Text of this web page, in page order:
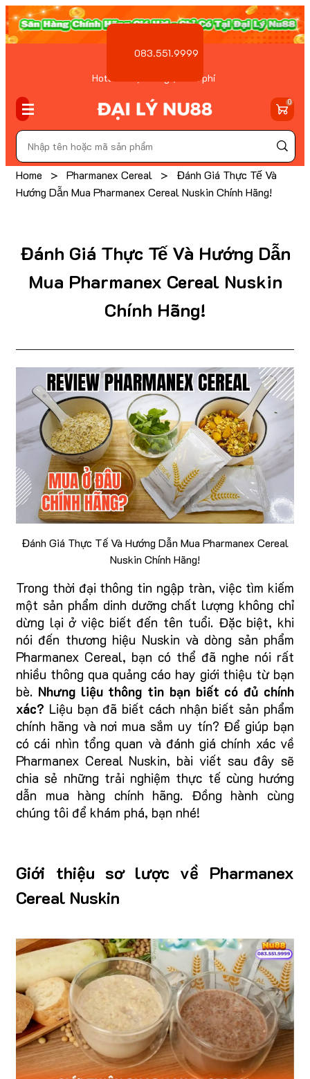
Hotline Đặt hàng ( Miễn phí
083.551.9999
0
Home > Pharmanex Cereal >
Đánh Giá Thực Tế Và
Hướng Dẫn Mua Pharmanex Cereal Nuskin Chính Hãng!
Đánh Giá Thực Tế Và Hướng Dẫn
Mua Pharmanex Cereal Nuskin
Chính Hãng!
Đánh Giá Thực Tế Và Hướng Dẫn Mua Pharmanex Cereal
Nuskin Chính Hãng!
Trong thời đại thông tin ngập tràn, việc tìm kiếm
một sản phẩm dinh dưỡng chất lượng không chỉ
dừng lại ở việc biết đến tên tuổi. Đặc biệt, khi
nói đến thương hiệu Nuskin và dòng sản phẩm
Pharmanex Cereal, bạn có thể đã nghe nói rất
nhiều thông qua quảng cáo hay giới thiệu từ bạn
bè. Nhưng liệu thông tin bạn biết có đủ chính
xác? Liệu bạn đã biết cách nhận biết sản phẩm
chính hãng và nơi mua sắm uy tín? Để giúp bạn
có cái nhìn tổng quan và đánh giá chính xác về
Pharmanex Cereal Nuskin, bài viết sau đây sẽ
chia sẻ những trải nghiệm thực tế cùng hướng
dẫn mua hàng chính hãng. Đồng hành cùng
chúng tôi để khám phá, bạn nhé!
Giới thiệu sơ lược về Pharmanex
Cereal Nuskin